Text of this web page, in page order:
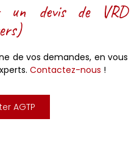
un devis de VRD
de vos demandes, en vous
Contactez-nous !
AGTP